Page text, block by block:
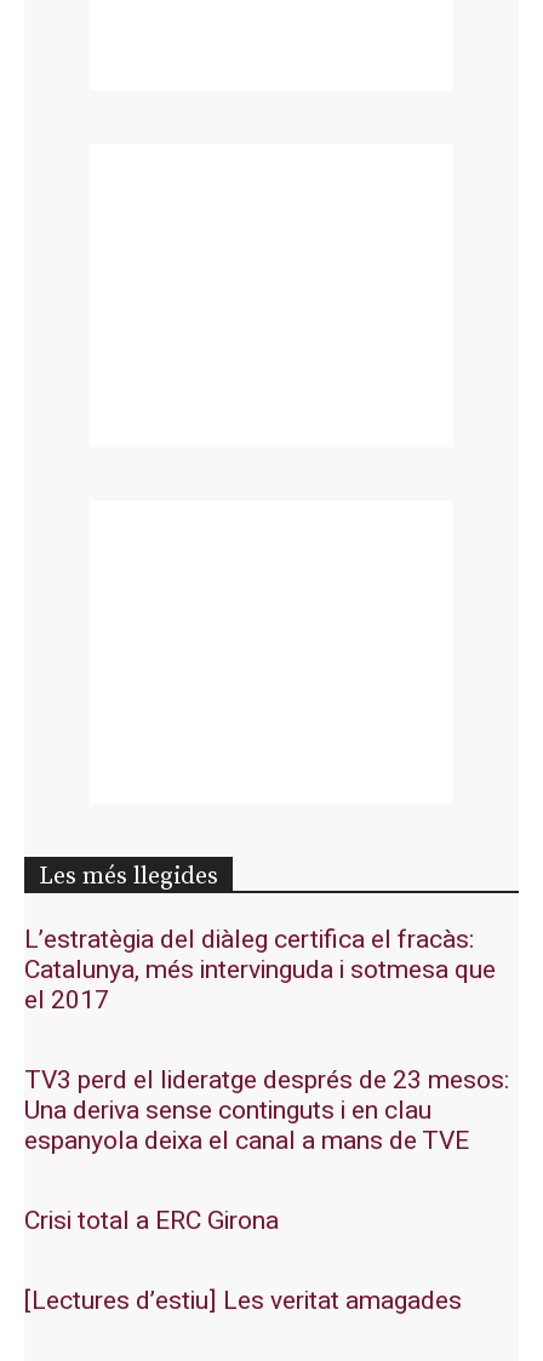
Les més llegides
L’estratègia del diàleg certifica el fracàs:
Catalunya, més intervinguda i sotmesa que
el 2017
TV3 perd el lideratge després de 23 mesos:
Una deriva sense continguts i en clau
espanyola deixa el canal a mans de TVE
Crisi total a ERC Girona
[Lectures d’estiu] Les veritat amagades